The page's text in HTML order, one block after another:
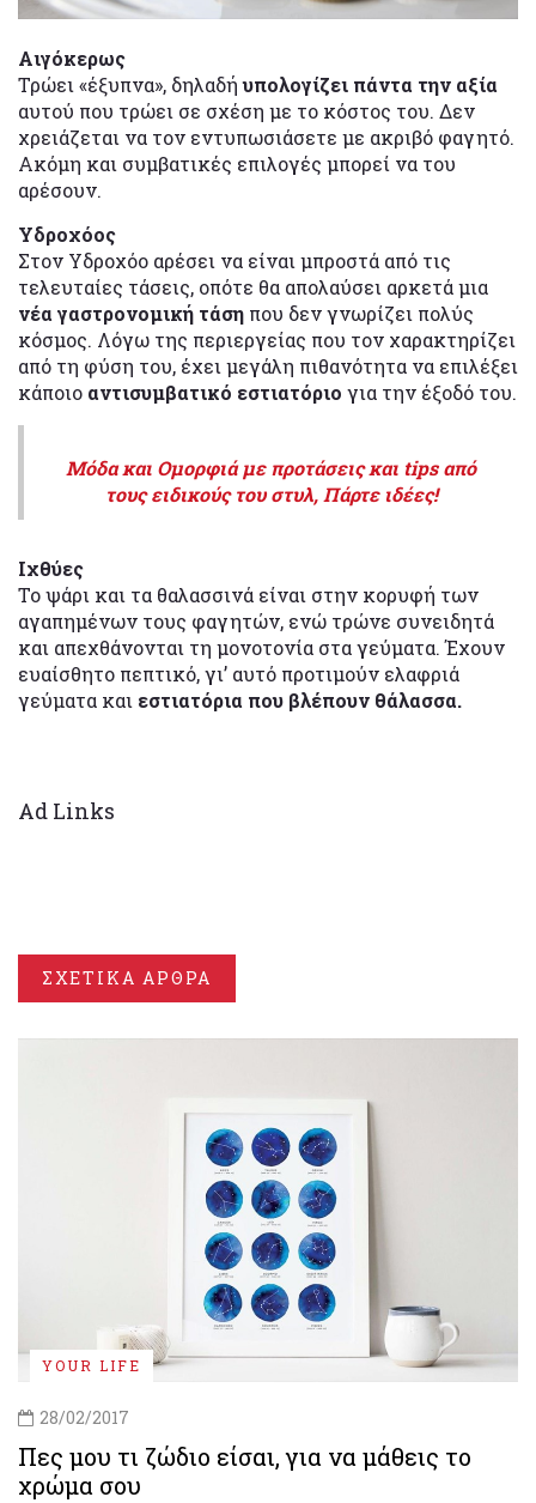
Αιγόκερως
Τρώει «έξυπνα», δηλαδήυπολογίζει πάντα την αξία
αυτού που τρώει σε σχέση με το κόστος του. Δεν
χρειάζεται να τον εντυπωσιάσετε με ακριβό φαγητό.
Ακόμη και συμβατικές επιλογές μπορεί να του
αρέσουν.
Υδροχόος
Στον Υδροχόο αρέσει να είναι μπροστά από τις
τελευταίες τάσεις, οπότε θα απολαύσει αρκετά μια
νέα γαστρονομική τάση που δεν γνωρίζει πολύς
κόσμος. Λόγω της περιεργείας που τον χαρακτηρίζει
από τη φύση του, έχει μεγάλη πιθανότητα να επιλέξει
κάποιο αντισυμβατικό εστιατόριο για την έξοδό του.
Μόδα και Ομορφιά με προτάσεις και tips από
τους ειδικούς του στυλ, Πάρτε ιδέες!
Ιχθύες
Το ψάρι και τα θαλασσινά είναι στην κορυφή των
αγαπημένων τους φαγητών, ενώ τρώνε συνειδητά
και απεχθάνονται τη μονοτονία στα γεύματα. Έχουν
ευαίσθητο πεπτικό, γι’ αυτό προτιμούν ελαφριά
γεύματα και εστιατόρια που βλέπουν θάλασσα.
Ad Links
ΣΧΕΤΙΚΑ ΑΡΘΡΑ
YOUR LIFE
28/02/2017
Πες μου τι ζώδιο είσαι, για να μάθεις το
χρώμα σου